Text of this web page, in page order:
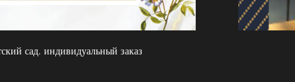
сад. индивидуальный заказ